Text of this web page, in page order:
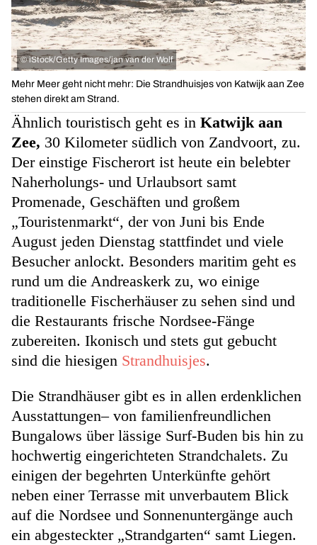
© iStock/Getty Images/jan van der Wolf
Mehr Meer geht nicht mehr: Die Strandhuisjes von Katwijk aan Zee
stehen direkt am Strand.
Ähnlich touristisch geht es in Katwijk aan
Zee, 30 Kilometer südlich von Zandvoort, zu.
Der einstige Fischerort ist heute ein belebter
Naherholungs- und Urlaubsort samt
Promenade, Geschäften und großem
„Touristenmarkt“, der von Juni bis Ende
August jeden Dienstag stattfindet und viele
Besucher anlockt. Besonders maritim geht es
rund um die Andreaskerk zu, wo einige
traditionelle Fischerhäuser zu sehen sind und
die Restaurants frische Nordsee-Fänge
zubereiten. Ikonisch und stets gut gebucht
sind die hiesigen Strandhuisjes.
Die Strandhäuser gibt es in allen erdenklichen
Ausstattungen– von familienfreundlichen
Bungalows über lässige Surf-Buden bis hin zu
hochwertig eingerichteten Strandchalets. Zu
einigen der begehrten Unterkünfte gehört
neben einer Terrasse mit unverbautem Blick
auf die Nordsee und Sonnenuntergänge auch
ein abgesteckter „Strandgarten“ samt Liegen.